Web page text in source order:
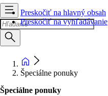
Preskočiť na hlavný obsah
Preskočiť na vyhľadávanie
Špeciálne ponuky
Špeciálne ponuky